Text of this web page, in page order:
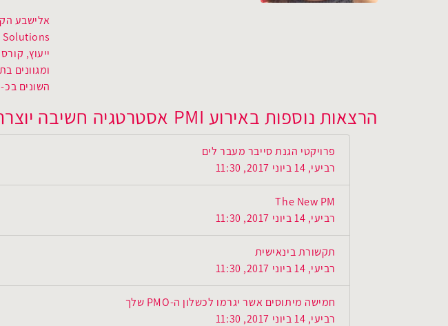
השונים בכ- 60 מדינות ברחבי העולם.
הרצאות נוספות באירוע PMI אסטרטגיה חשיבה יוצרת ערך
פרויקטי הגנת סייבר מעבר לים
רביעי, 14 ביוני 2017, 11:30
The New PM
רביעי, 14 ביוני 2017, 11:30
תקשורת בינאישית
רביעי, 14 ביוני 2017, 11:30
חמישה מיתוסים אשר יגרמו לכשלון ה-PMO שלך
רביעי, 14 ביוני 2017, 11:30